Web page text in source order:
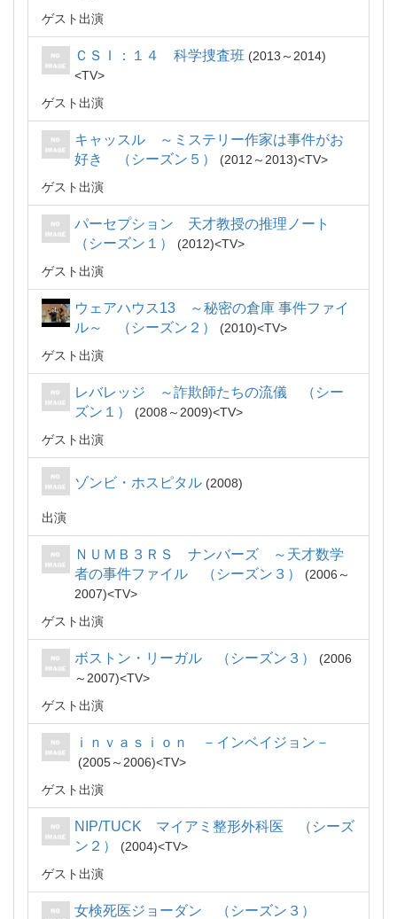
ゲスト出演
ＣＳＩ：１４ 科学捜査班
2013～2014
TV
ゲスト出演
キャッスル ～ミステリー作家は事件がお
好き （シーズン５）
2012～2013
TV
ゲスト出演
パーセプション 天才教授の推理ノート
（シーズン１）
2012
TV
ゲスト出演
ウェアハウス13 ～秘密の倉庫 事件ファイ
ル～ （シーズン２）
2010
TV
ゲスト出演
レバレッジ ～詐欺師たちの流儀 （シー
ズン１）
2008～2009
TV
ゲスト出演
ゾンビ・ホスピタル 2008
出演
ＮＵＭＢ３ＲＳ ナンバーズ ～天才数学
者の事件ファイル （シーズン３）
2006～
2007
TV
ゲスト出演
ボストン・リーガル （シーズン３）
2006
～2007
TV
ゲスト出演
ｉｎｖａｓｉｏｎ －インベイジョン－
2005～2006
TV
ゲスト出演
NIP/TUCK マイアミ整形外科医 （シーズ
ン２）
2004
TV
ゲスト出演
女検死医ジョーダン （シーズン３）